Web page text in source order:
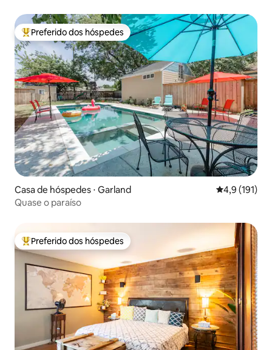
Entre os melhores preferidos dos hóspedes
Preferido dos hóspedes
Casa de hóspedes ⋅ Garland 4,9 de uma
4,9 (191)
Quase o paraíso
Entre os melhores preferidos dos hóspedes
Preferido dos hóspedes